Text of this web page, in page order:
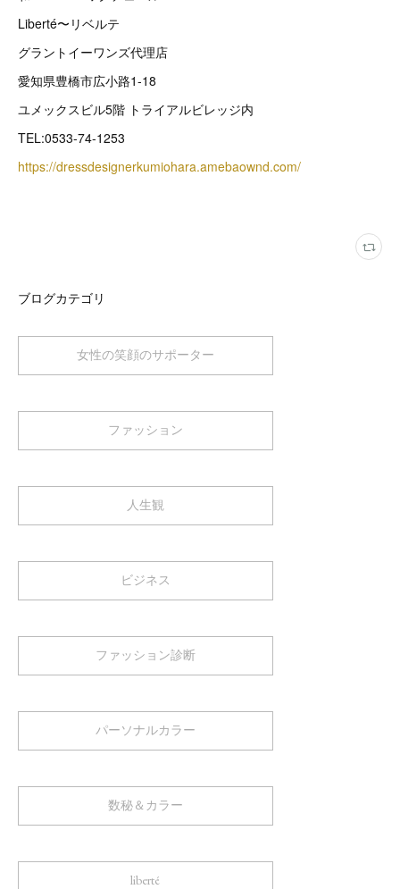
Liberté〜リベルテ
グラントイーワンズ代理店
愛知県豊橋市広小路1-18
ユメックスビル5階 トライアルビレッジ内
TEL:0533-74-1253
https://dressdesignerkumiohara.amebaownd.com/
ブログカテゴリ
女性の笑顔のサポーター
ファッション
人生観
ビジネス
ファッション診断
パーソナルカラー
数秘＆カラー
liberté